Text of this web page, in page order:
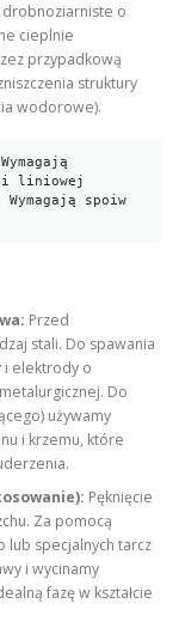
o
cieplnie
przypadkową
struktury
wodorowe).
liniowej
Wymagają spoiw
Przed
stali. Do spawania
i elektrody o
Do
używamy
i krzemu, które
Pęknięcie
Za pomocą
specjalnych tarcz
i wycinamy
fazę w kształcie